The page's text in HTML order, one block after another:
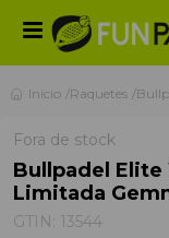
Início Raquetes
Fora de stock
Bullpadel Elite
Limitada
GTIN: 13544